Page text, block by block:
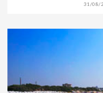
31/08/